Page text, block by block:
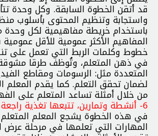
قد أتقن الخطوة السابقة. وكل وحدة
واستجابة وتنظيم المحتوى بأسلوب
باستخدام خريطة مفاهيمية لكل وحدة
المفاهيم الأكثر عمومية للأقل
خطوط وكلمات الربط التي تعمل على
في ذهن المتعلم، وتُوظف طرقا
المتعددة مثل: الرسومات ومقاطع
لضمان تحقق التعلم. كما يقدم المعلم
من خلال أمثلة تساعد المتعلم على
6- أنشطة وتمارين، تتبعها تغذية راجعة فورية
في هذه الخطوة يشجع المعلم
المهارات التي تعلمها في مرحلة عرض